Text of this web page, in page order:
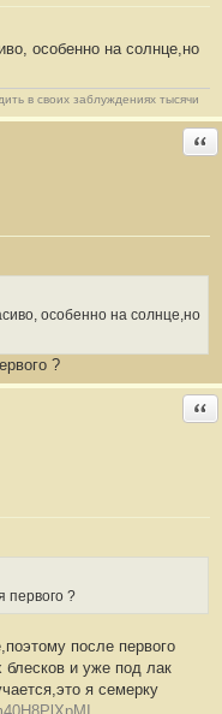
особенно на солнце,но
в своих заблуждениях тысячи
особенно на солнце,но
?
первого ?
после первого
блесков и уже под лак
я семерку